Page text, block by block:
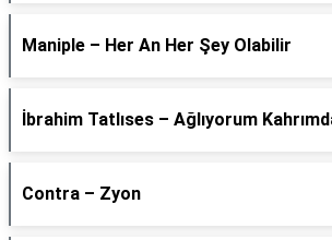
Maniple – Her An Her Şey Olabilir
İbrahim Tatlıses – Ağlıyorum
Contra – Zyon